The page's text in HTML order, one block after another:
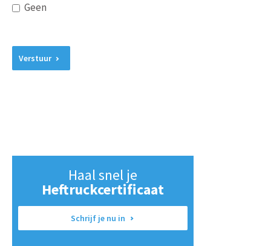
Geen
Verstuur
Haal snel je
Heftruckcertificaat
Schrijf je nu in